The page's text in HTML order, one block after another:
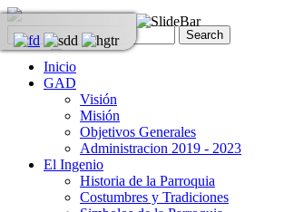
Inicio
GAD
Visión
Misión
Objetivos Generales
Administracion 2019 - 2023
El Ingenio
Historia de la Parroquia
Costumbres y Tradiciones